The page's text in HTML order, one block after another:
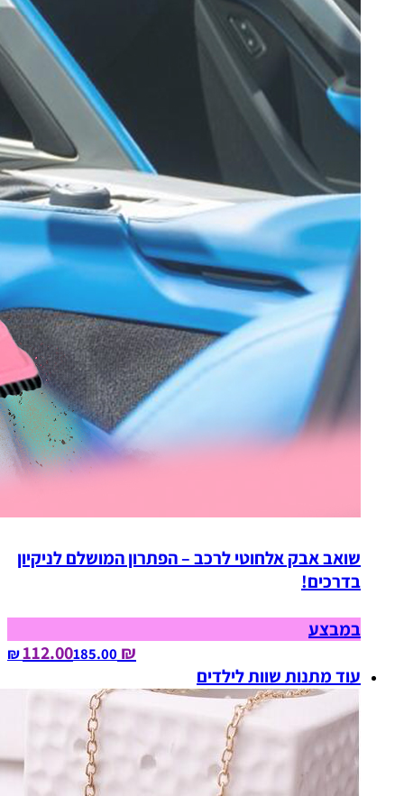
שואב אבק אלחוטי לרכב – הפתרון המושלם לניקיון
בדרכים!
במבצע
₪ 112.00
185.00‏ ₪
עוד מתנות שוות לילדים